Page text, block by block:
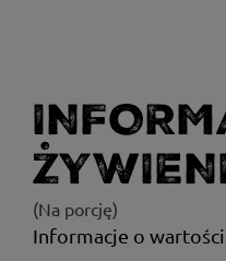
(Na porcję)
Informacje o